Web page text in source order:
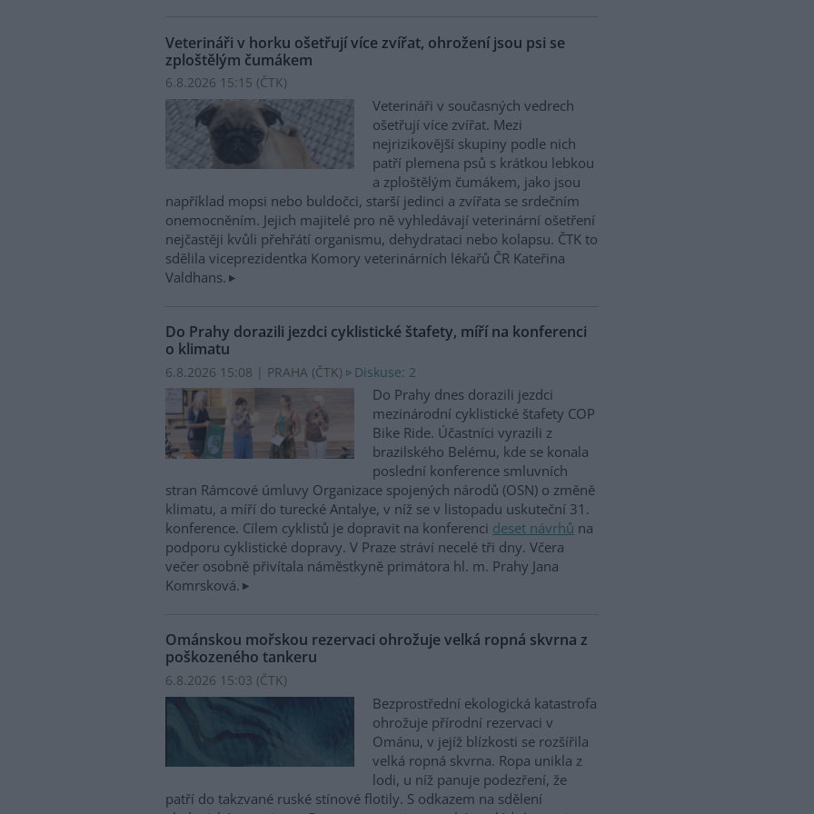
Veterináři v horku ošetřují více zvířat, ohrožení jsou psi se
zploštělým čumákem
6.8.2026 15:15 (ČTK)
Veterináři v současných vedrech
ošetřují více zvířat. Mezi
nejrizikovější skupiny podle nich
patří plemena psů s krátkou lebkou
a zploštělým čumákem, jako jsou
například mopsi nebo buldočci, starší jedinci a zvířata se srdečním
onemocněním. Jejich majitelé pro ně vyhledávají veterinární ošetření
nejčastěji kvůli přehřátí organismu, dehydrataci nebo kolapsu. ČTK to
sdělila viceprezidentka Komory veterinárních lékařů ČR Kateřina
Valdhans.
Do Prahy dorazili jezdci cyklistické štafety, míří na konferenci
o klimatu
6.8.2026 15:08 | PRAHA (ČTK) Diskuse: 2
Do Prahy dnes dorazili jezdci
mezinárodní cyklistické štafety COP
Bike Ride. Účastníci vyrazili z
brazilského Belému, kde se konala
poslední konference smluvních
stran Rámcové úmluvy Organizace spojených národů (OSN) o změně
klimatu, a míří do turecké Antalye, v níž se v listopadu uskuteční 31.
konference. Cílem cyklistů je dopravit na konferenci deset návrhů na
podporu cyklistické dopravy. V Praze stráví necelé tři dny. Včera
večer osobně přivítala náměstkyně primátora hl. m. Prahy Jana
Komrsková.
Ománskou mořskou rezervaci ohrožuje velká ropná skvrna z
poškozeného tankeru
6.8.2026 15:03 (ČTK)
Bezprostřední ekologická katastrofa
ohrožuje přírodní rezervaci v
Ománu, v jejíž blízkosti se rozšířila
velká ropná skvrna. Ropa unikla z
lodi, u níž panuje podezření, že
patří do takzvané ruské stínové flotily. S odkazem na sdělení